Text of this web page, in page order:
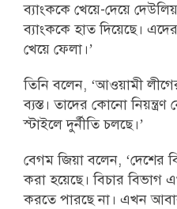
ব্যাংককে খেয়ে-দেয়ে
ব্যাংককে হাত দিয়েছে।
খেয়ে ফেলা।’
তিনি বলেন, ‘আওয়ামী
ব্যস্ত। তাদের কোনো
স্টাইলে দুর্নীতি চলছে।’
বেগম জিয়া বলেন, ‘দেশের
করা হয়েছে। বিচার বিভাগ
করতে পারছে না। এখন